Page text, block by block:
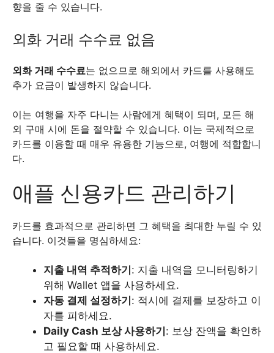
향을 줄 수 있습니다.
외화 거래 수수료 없음
외화 거래 수수료는 없으므로 해외에서 카드를 사용해도
추가 요금이 발생하지 않습니다.
이는 여행을 자주 다니는 사람에게 혜택이 되며, 모든 해
외 구매 시에 돈을 절약할 수 있습니다. 이는 국제적으로
카드를 이용할 때 매우 유용한 기능으로, 여행에 적합합니
다.
애플 신용카드 관리하기
카드를 효과적으로 관리하면 그 혜택을 최대한 누릴 수 있
습니다. 이것들을 명심하세요:
지출 내역 추적하기 : 지출 내역을 모니터링하기
위해 Wallet 앱을 사용하세요.
자동 결제 설정하기 : 적시에 결제를 보장하고 이
자를 피하세요.
Daily Cash 보상 사용하기 : 보상 잔액을 확인하
고 필요할 때 사용하세요.